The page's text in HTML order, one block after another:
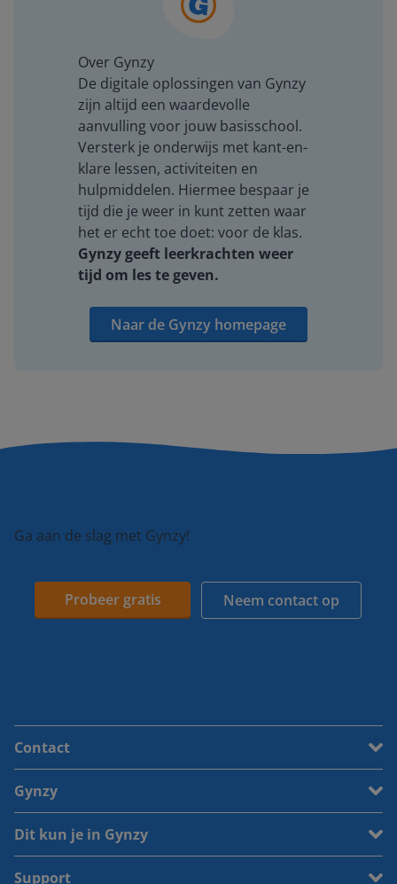
Over Gynzy
De digitale oplossingen van Gynzy
zijn altijd een waardevolle
aanvulling voor jouw basisschool.
Versterk je onderwijs met kant-en-
klare lessen, activiteiten en
hulpmiddelen. Hiermee bespaar je
tijd die je weer in kunt zetten waar
het er echt toe doet: voor de klas.
Gynzy geeft leerkrachten weer
tijd om les te geven.
Naar de Gynzy homepage
Ga aan de slag met Gynzy!
Probeer gratis Neem contact op
Contact
Gynzy
Dit kun je in Gynzy
Support